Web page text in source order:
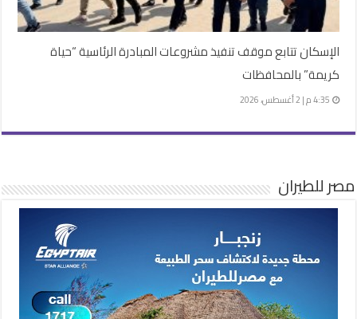
الإسكان تتابع موقف تنفيذ مشروعات المبادرة الرئاسية “حياة
كريمة” بالمحافظات
4:35 م | 2 أغسطس، 2026
مصر للطيران